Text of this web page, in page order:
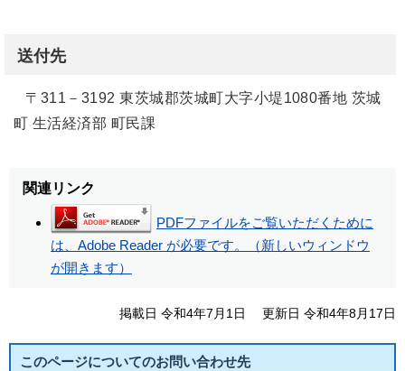
送付先
〒311－3192 東茨城郡茨城町大字小堤1080番地 茨城
町 生活経済部 町民課
関連リンク
PDFファイルをご覧いただくために
は、Adobe Reader が必要です。（新しいウィンドウ
が開きます）
掲載日 令和4年7月1日 更新日 令和4年8月17日
このページについてのお問い合わせ先